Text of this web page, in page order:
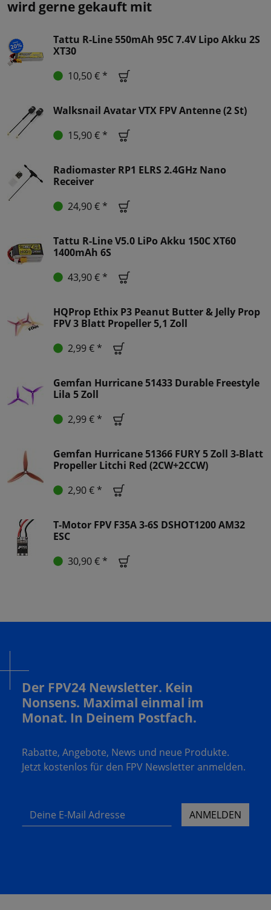
wird gerne gekauft mit
Tattu R-Line 550mAh 95C 7.4V Lipo Akku 2S
XT30
10,50 € *
Walksnail Avatar VTX FPV Antenne (2 St)
15,90 € *
Radiomaster RP1 ELRS 2.4GHz Nano
Receiver
24,90 € *
Tattu R-Line V5.0 LiPo Akku 150C XT60
1400mAh 6S
43,90 € *
HQProp Ethix P3 Peanut Butter & Jelly Prop
FPV 3 Blatt Propeller 5,1 Zoll
2,99 € *
Gemfan Hurricane 51433 Durable Freestyle
Lila 5 Zoll
2,99 € *
Gemfan Hurricane 51366 FURY 5 Zoll 3-Blatt
Propeller Litchi Red (2CW+2CCW)
2,90 € *
T-Motor FPV F35A 3-6S DSHOT1200 AM32
ESC
30,90 € *
Der FPV24 Newsletter. Kein
Nonsens. Maximal einmal im
Monat. In Deinem Postfach.
Rabatte, Angebote, News und neue Produkte.
Jetzt kostenlos für den FPV Newsletter anmelden.
Deine E-Mail Adresse ANMELDEN